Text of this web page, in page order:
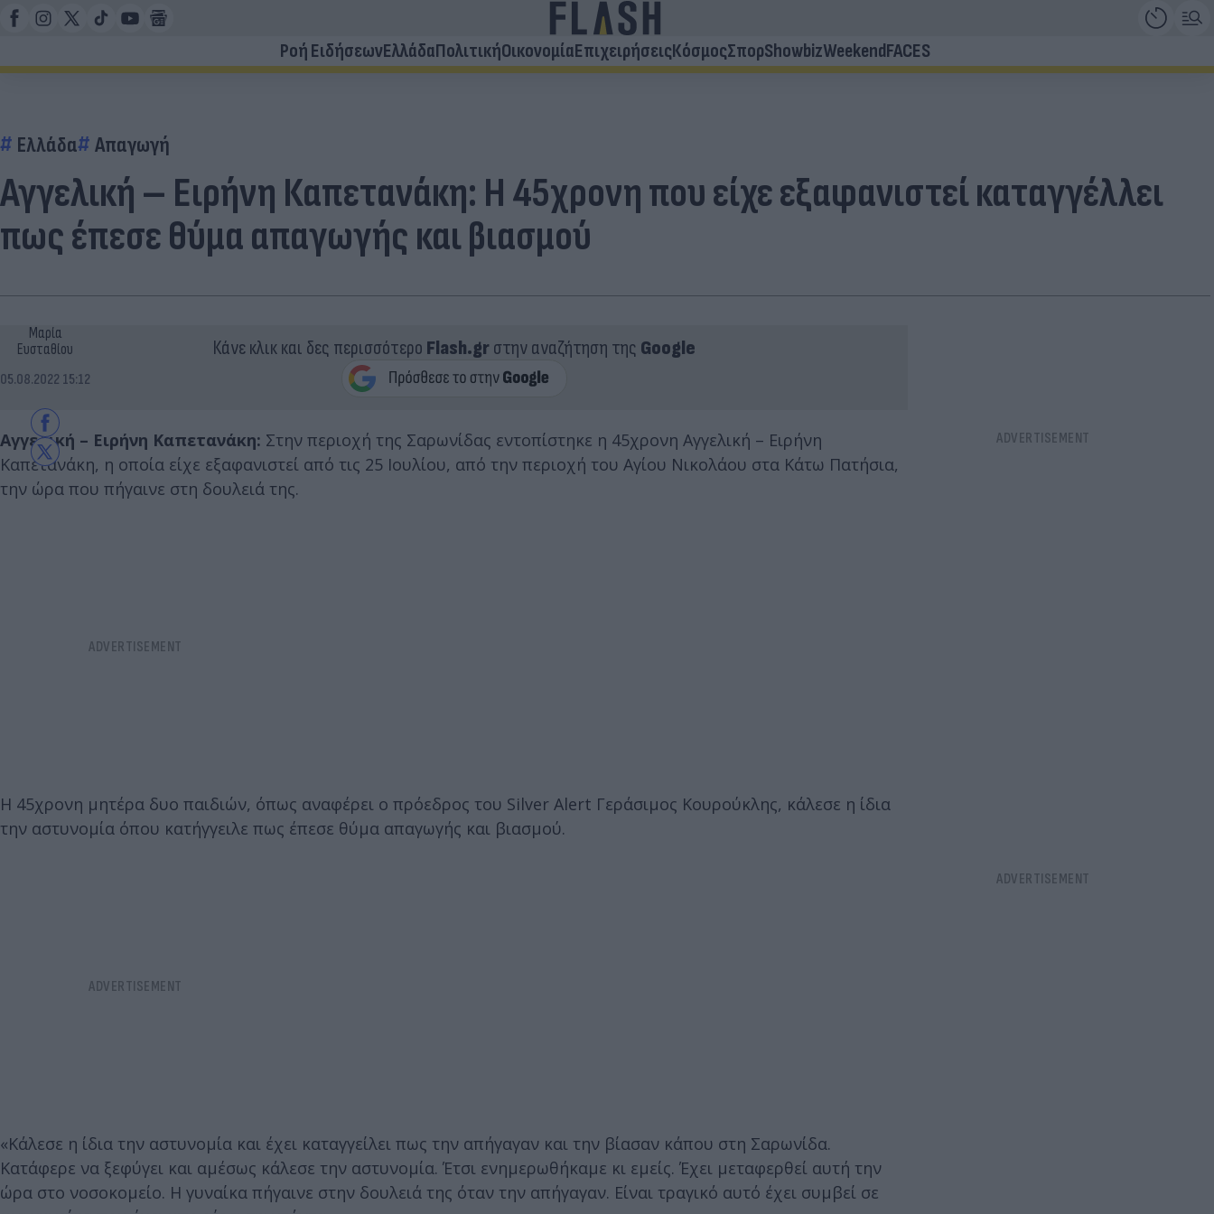
Ροή ΕιδήσεωνΕλλάδαΠολιτικήΟικονομίαΕπιχειρήσειςΚόσμοςΣπορShowbizWeekendFACES
Ελλάδα Απαγωγή
Αγγελική – Ειρήνη Καπετανάκη: Η 45χρονη που είχε εξαφανιστεί καταγγέλλει
πως έπεσε θύμα απαγωγής και βιασμού
Μαρία
Ευσταθίου
05.08.2022 15:12
Κάνε κλικ και δες περισσότερο Flash.grστην αναζήτηση της Google
Αγγελική – Ειρήνη Καπετανάκη: Στην περιοχή της Σαρωνίδας εντοπίστηκε η 45χρονη Αγγελική – Ειρήνη
Καπετανάκη, η οποία είχε εξαφανιστεί από τις 25 Ιουλίου, από την περιοχή του Αγίου Νικολάου στα Κάτω Πατήσια,
την ώρα που πήγαινε στη δουλειά της.
Η 45χρονη μητέρα δυο παιδιών, όπως αναφέρει o πρόεδρος του Silver Alert Γεράσιμος Κουρούκλης, κάλεσε η ίδια
την αστυνομία όπου κατήγγειλε πως έπεσε θύμα απαγωγής και βιασμού.
«Κάλεσε η ίδια την αστυνομία και έχει καταγγείλει πως την απήγαγαν και την βίασαν κάπου στη Σαρωνίδα.
Κατάφερε να ξεφύγει και αμέσως κάλεσε την αστυνομία. Έτσι ενημερωθήκαμε κι εμείς. Έχει μεταφερθεί αυτή την
ώρα στο νοσοκομείο. Η γυναίκα πήγαινε στην δουλειά της όταν την απήγαγαν. Είναι τραγικό αυτό έχει συμβεί σε